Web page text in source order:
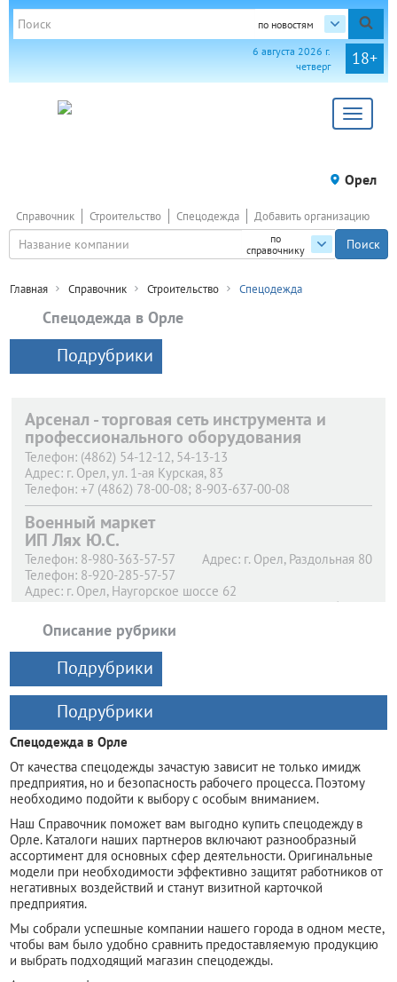
по новостям
18+
6 августа 2026 г.
четверг
Toggle
Орел
по
справочнику
Справочник Строительство Спецодежда Добавить организацию
Главная Справочник Строительство Спецодежда
Спецодежда в Орле
Подрубрики
Арсенал - торговая сеть инструмента и
профессионального оборудования
Телефон: (4862) 54-12-12, 54-13-13
Адрес: г. Орел, ул. 1-ая Курская, 83
Телефон: +7 (4862) 78-00-08; 8-903-637-00-08
Адрес: г. Орел, Новосильский пер, дом 3
Телефон: (4862) 200-755
Адрес: г. Орел, Московское шоссе 126 "б"
Военный маркет
ИП Лях Ю.С.
Телефон: 8-980-363-57-57 Адрес: г. Орел, Раздольная 80
Телефон: 8-920-285-57-57
Адрес: г. Орел, Наугорское шоссе 62
60 Лет Октября, 14
Описание рубрики
Подрубрики
Подрубрики
Спецодежда в Орле
От качества спецодежды зачастую зависит не только имидж
предприятия, но и безопасность рабочего процесса. Поэтому
необходимо подойти к выбору с особым вниманием.
Наш Справочник поможет вам выгодно купить спецодежду в
Орле. Каталоги наших партнеров включают разнообразный
ассортимент для основных сфер деятельности. Оригинальные
модели при необходимости эффективно защитят работников от
негативных воздействий и станут визитной карточкой
предприятия.
Мы собрали успешные компании нашего города в одном месте,
чтобы вам было удобно сравнить предоставляемую продукцию
и выбрать подходящий магазин спецодежды.